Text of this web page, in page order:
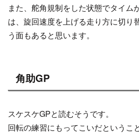
また、舵角規制をした状態でタイム
は、旋回速度を上げる走り方に切り
う面もあると思います。
角助GP
スケスケGPと読むそうです。
回転の練習にもってこいだというこ